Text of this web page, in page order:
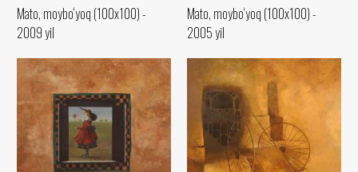
Mato, moybo‘yoq (100x100) -
2009 yil
Mato, moybo‘yoq (100x100) -
2005 yil